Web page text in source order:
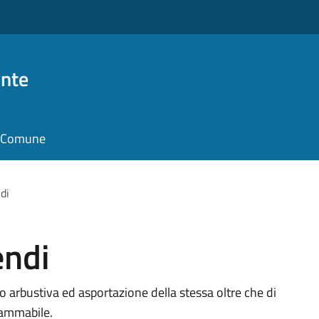
arbustiva ed asportazione della stessa oltre che di